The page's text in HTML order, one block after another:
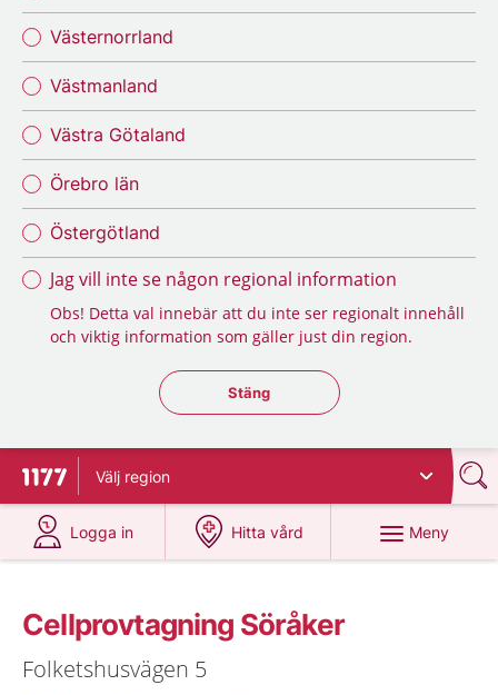
Västernorrland
Västmanland
Västra Götaland
Örebro län
Östergötland
Jag vill inte se någon regional information
Obs! Detta val innebär att du inte ser regionalt innehåll
och viktig information som gäller just din region.
Stäng regionsväljaren
Stäng
Till startsidan för 1177
Välj region
Logga in
på 1177.se
Hitta vård
på 1177.se
Meny
Cellprovtagning Söråker
Folketshusvägen 5